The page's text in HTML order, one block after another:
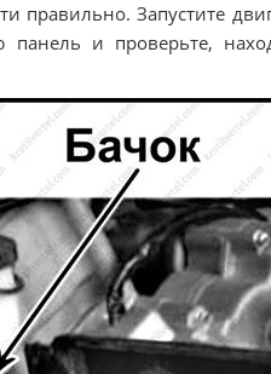
правильно. Запустите
панель и проверьте,